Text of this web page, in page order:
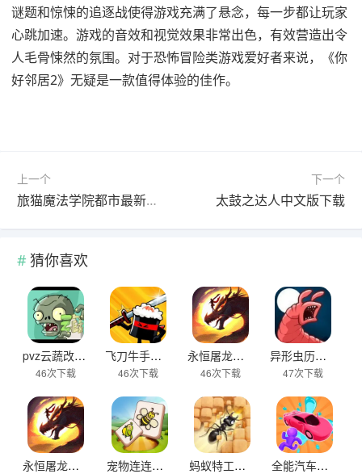
谜题和惊悚的追逐战使得游戏充满了悬念，每一步都让玩家
心跳加速。游戏的音效和视觉效果非常出色，有效营造出令
人毛骨悚然的氛围。对于恐怖冒险类游戏爱好者来说，《你
好邻居2》无疑是一款值得体验的佳作。
上一个
旅猫魔法学院都市最新版下载
下一个
太鼓之达人中文版下载
猜你喜欢
pvz云蔬改版下载
46次下载
飞刀牛手中文版下载
46次下载
永恒屠龙传奇大极品游戏下载
46次下载
异形虫历险记2下载
47次下载
永恒屠龙复古版下载 宠物连连看之星星消灭下载 蚂蚁特工队下载 全能汽车小子下载